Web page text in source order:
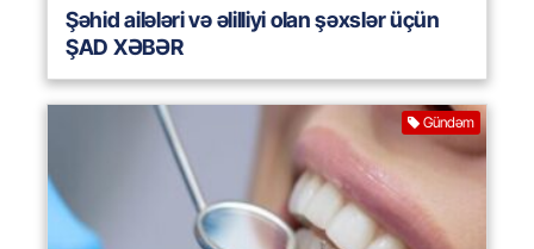
Şəhid ailələri və əlilliyi olan şəxslər üçün
ŞAD XƏBƏR
Gündəm